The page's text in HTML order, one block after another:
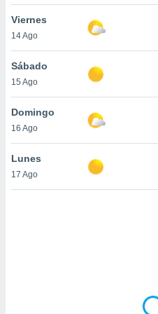
de
sitio
de que
sean
para
ni para
Viernes
14 Ago
Sábado
15 Ago
Domingo
16 Ago
Lunes
17 Ago